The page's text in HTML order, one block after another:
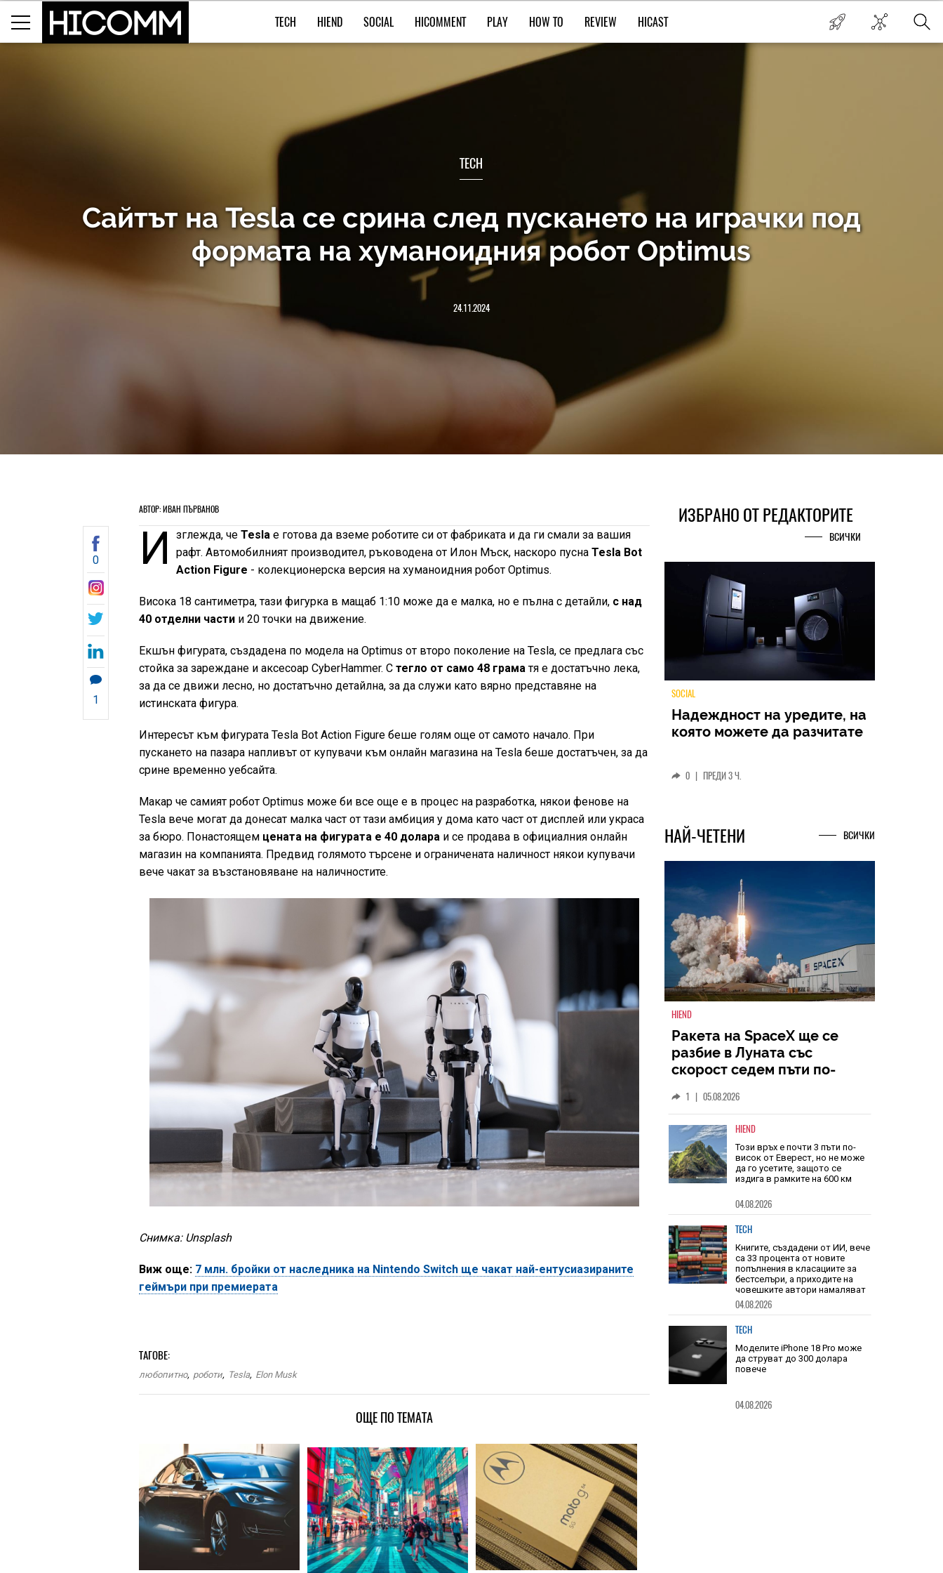
TECH HIEND SOCIAL HICOMMENT PLAY HOW TO REVIEW HICAST
TECH
Сайтът на Tesla се срина след пускането на играчки под
формата на хуманоидния робот Optimus
24.11.2024
АВТОР: ИВАН ПЪРВАНОВ
0
1
И зглежда, че Teslaе готова да вземе роботите си от фабриката и да ги смали за вашия
рафт. Автомобилният производител, ръководена от Илон Мъск, наскоро пусна Tesla Bot
Action Figure - колекционерска версия на хуманоидния робот Optimus.
Висока 18 сантиметра, тази фигурка в мащаб 1:10 може да е малка, но е пълна с детайли, с над
40 отделни части и 20 точки на движение.
Екшън фигурата, създадена по модела на Optimus от второ поколение на Tesla, се предлага със
стойка за зареждане и аксесоар CyberHammer. Стегло от само 48 граматя е достатъчно лека,
за да се движи лесно, но достатъчно детайлна, за да служи като вярно представяне на
истинската фигура.
Интересът към фигурата Tesla Bot Action Figure беше голям още от самото начало. При
пускането на пазара напливът от купувачи към онлайн магазина на Tesla беше достатъчен, за да
срине временно уебсайта.
Макар че самият робот Optimus може би все още е в процес на разработка, някои фенове на
Tesla вече могат да донесат малка част от тази амбиция у дома като част от дисплей или украса
за бюро. Понастоящем цената на фигурата е 40 долара и се продава в официалния онлайн
магазин на компанията. Предвид голямото търсене и ограничената наличност някои купувачи
вече чакат за възстановяване на наличностите.
Снимка: Unsplash
Виж още: 7 млн. бройки от наследника на Nintendo Switch ще чакат най-ентусиазираните
геймъри при премиерата
ТАГОВЕ:
любопитно, роботи, Tesla, Elon Musk
ОЩЕ ПО ТЕМАТА
ИЗБРАНО ОТ РЕДАКТОРИТЕ
ВСИЧКИ
TECH
Ultra – ново име, познато
НАЙ-ЧЕТЕНИ
HIEND
Ракета на SpaceX ще се
разбие в Луната със
голяма от скоростта на
звука
| 05.08.2026
HIEND
Този връх е почти 3 пъти по-
да го усетите, защото се
издига в рамките на 600 км
04.08.2026
TECH
Книгите, създадени от ИИ, вече
са 33 процента от новите
попълнения в класациите за
бестселъри, а приходите на
човешките автори намаляват
04.08.2026
TECH
повече